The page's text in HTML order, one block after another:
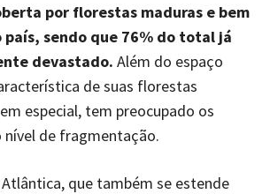
por florestas maduras e bem
país, sendo que 76% do total já
devastado. Além do espaço
de suas florestas
especial, tem preocupado os
de fragmentação.
que também se estende